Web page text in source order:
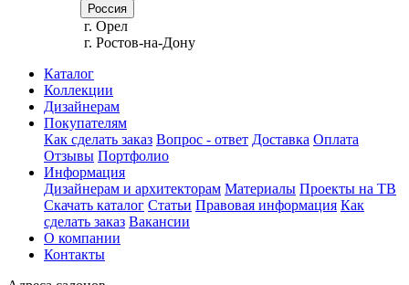
Россия
г. Орел
г. Ростов-на-Дону
Каталог
Коллекции
Дизайнерам
Покупателям
Как сделать заказ Вопрос - ответ Доставка Оплата
Отзывы Портфолио
Информация
Дизайнерам и архитекторам Материалы Проекты на ТВ
Скачать каталог Статьи Правовая информация Как
сделать заказ Вакансии
О компании
Контакты